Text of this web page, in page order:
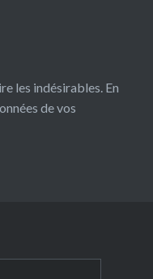
les indésirables. En
de vos